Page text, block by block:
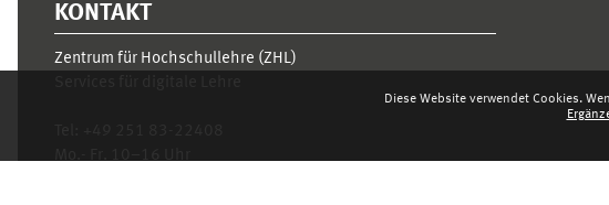
Diese Website verwendet Cookies.
KONTAKT
Zentrum für Hochschullehre (ZHL)